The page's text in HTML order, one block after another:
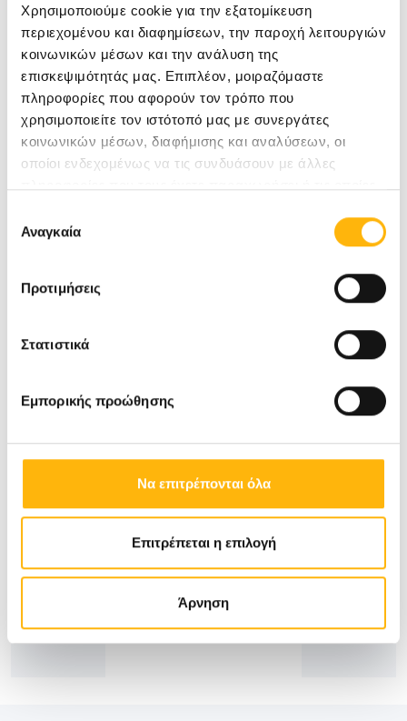
Χρησιμοποιούμε cookie για την εξατομίκευση
περιεχομένου και διαφημίσεων, την παροχή λειτουργιών
κοινωνικών μέσων και την ανάλυση της
επισκεψιμότητάς μας. Επιπλέον, μοιραζόμαστε
πληροφορίες που αφορούν τον τρόπο που
χρησιμοποιείτε τον ιστότοπό μας με συνεργάτες
κοινωνικών μέσων, διαφήμισης και αναλύσεων, οι
οποίοι ενδεχομένως να τις συνδυάσουν με άλλες
των υπηρεσιών τους.
συγκατάθεσης
Αναγκαία
Προτιμήσεις
Στατιστικά
Εμπορικής προώθησης
Να επιτρέπονται όλα
Επιτρέπεται η επιλογή
Άρνηση
επικοινωνήσετε στο τηλέφωνο210
6383906(Πωλίνα Βαλάσση - Υπεύθυνη
Εκδηλώσεων & Συνεδρίων ΙΑΣΩ).
Επίσημη γλώσσα του Συμποσίου είναι η Αγγλική.
Μπορείτε να δείτε το Επιστημονικό Πρόγραμμα
Για να μπορέσετε να δείτε το video
δώστε
Εμπορικής Προώθησης.